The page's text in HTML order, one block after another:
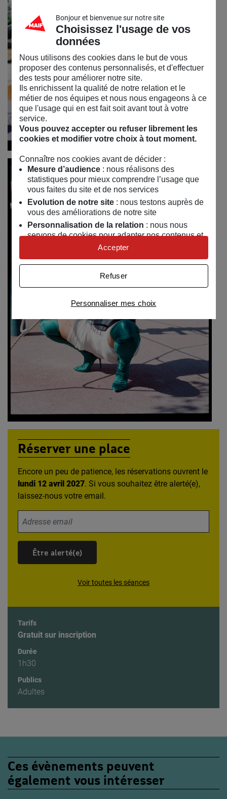
Réserver une place
Encore un peu de patience, les réservations ouvrent le
lundi 12 avril 2027. Si vous souhaitez être alerté(e),
laissez-nous votre email.
Être alerté(e)
Voir toutes les séances
Tarifs
Gratuit sur inscription
Durée
1h30
Publics
Adultes
Ces évènements peuvent
également vous intéresser
Bonjour et bienvenue sur notre site
Choisissez l'usage de vos
données
Nous utilisons des cookies dans le but de vous
proposer des contenus personnalisés, et d'effectuer
des tests pour améliorer notre site.
Ils enrichissent la qualité de notre relation et le
métier de nos équipes et nous nous engageons à ce
que l'usage qui en est fait soit avant tout à votre
service.
Vous pouvez accepter ou refuser librement les
cookies et modifier votre choix à tout moment.
Connaître nos cookies avant de décider :
Mesure d’audience: nous réalisons des
statistiques pour mieux comprendre l’usage que
vous faites du site et de nos services
Evolution de notre site: nous testons auprès de
vous des améliorations de notre site
Personnalisation de la relation : nous nous
servons de cookies pour adapter nos contenus et
personnaliser nos offres
Univers publicitaire: nous utilisons avec nos
publicités personnalisées
Personnaliser mes choix
Refuser
Accepter